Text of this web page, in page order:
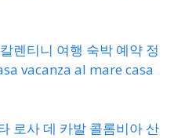
렌티니 여행 숙박 예약 정
vacanza al mare casa
로사 데 카발 콜롬비아 산